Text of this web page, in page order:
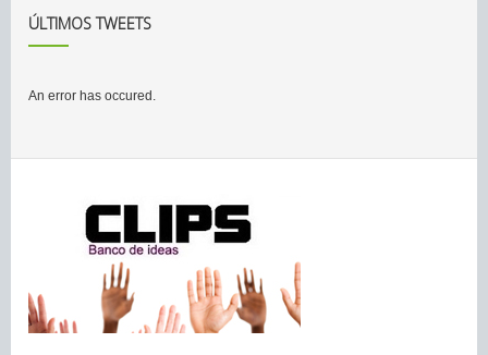
ÚLTIMOS TWEETS
An error has occured.